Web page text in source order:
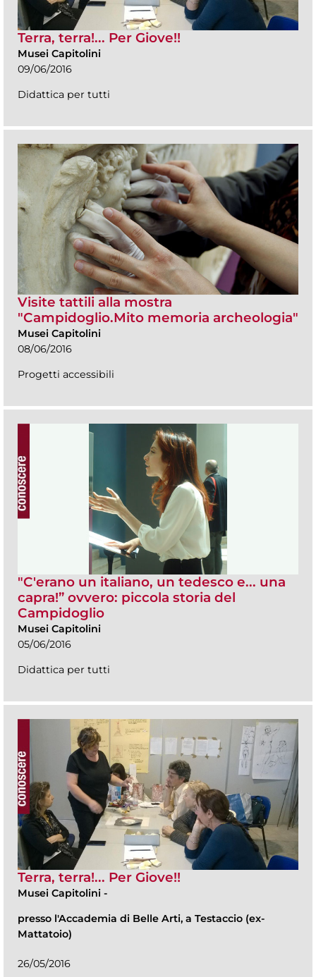
Terra, terra!... Per Giove!!
Musei Capitolini
09/06/2016
Didattica per tutti
Visite tattili alla mostra
"Campidoglio.Mito memoria archeologia"
Musei Capitolini
08/06/2016
Progetti accessibili
"C'erano un italiano, un tedesco e... una
capra!” ovvero: piccola storia del
Campidoglio
Musei Capitolini
05/06/2016
Didattica per tutti
Terra, terra!... Per Giove!!
Musei Capitolini -
presso l'Accademia di Belle Arti, a Testaccio (ex-
Mattatoio)
26/05/2016